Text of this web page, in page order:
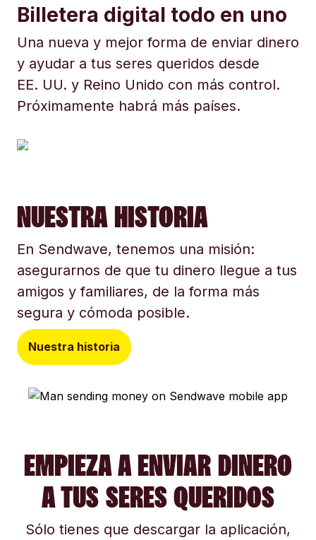
Billetera digital todo en uno
Una nueva y mejor forma de enviar dinero
y ayudar a tus seres queridos desde
EE. UU. y Reino Unido con más control.
Próximamente habrá más países.
NUESTRA HISTORIA
En Sendwave, tenemos una misión:
asegurarnos de que tu dinero llegue a tus
amigos y familiares, de la forma más
segura y cómoda posible.
Nuestra historia
EMPIEZA A ENVIAR DINERO
A TUS SERES QUERIDOS
Sólo tienes que descargar la aplicación,